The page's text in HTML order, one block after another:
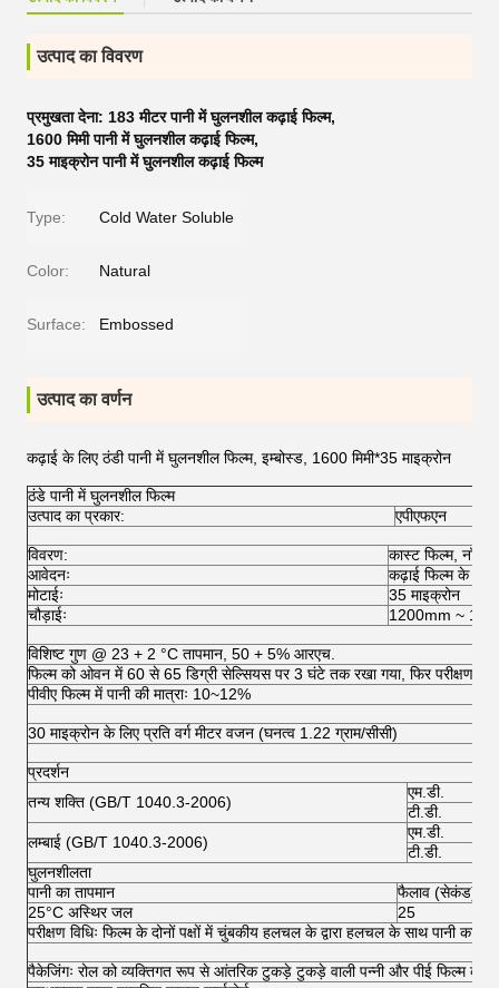
उत्पाद का विवरण
प्रमुखता देना: 183 मीटर पानी में घुलनशील कढ़ाई फिल्म,
1600 मिमी पानी में घुलनशील कढ़ाई फिल्म,
35 माइक्रोन पानी में घुलनशील कढ़ाई फिल्म
Type: Cold Water Soluble
Color: Natural
Surface: Embossed
उत्पाद का वर्णन
कढ़ाई के लिए ठंडी पानी में घुलनशील फिल्म, इम्बोस्ड, 1600 मिमी*35 माइक्रोन
ठंडे पानी में घुलनशील फिल्म
उत्पाद का प्रकार:
एपीएफएन
विवरण:
कास्ट फिल्म, नॉन-
आवेदनः
कढ़ाई फिल्म के लिए
मोटाईः
35 माइक्रोन
चौड़ाईः
1200mm ~
विशिष्ट गुण @ 23 + 2 °C तापमान, 50 + 5% आरएच.
फिल्म को ओवन में 60 से 65 डिग्री सेल्सियस पर 3 घंटे तक रखा गया, फिर परीक्षण की
पीवीए फिल्म में पानी की मात्राः 10~12%
30 माइक्रोन के लिए प्रति वर्ग मीटर वजन (घनत्व 1.22 ग्राम/सीसी)
प्रदर्शन
तन्य शक्ति (GB/T 1040.3-2006)
एम.डी.
टी.डी.
लम्बाई (GB/T 1040.3-2006)
एम.डी.
टी.डी.
घुलनशीलता
पानी का तापमान
फैलाव (सेकंड)
25°C अस्थिर जल
25
परीक्षण विधिः फिल्म के दोनों पक्षों में चुंबकीय हलचल के द्वारा हलचल के साथ पानी का
पैकेजिंगः रोल को व्यक्तिगत रूप से आंतरिक टुकड़े टुकड़े वाली पन्नी और पीई फिल्म के